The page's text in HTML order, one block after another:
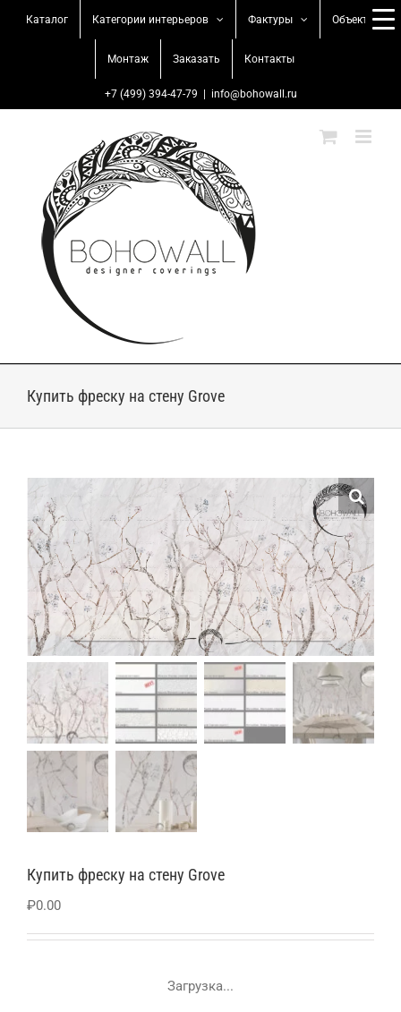
Каталог Категории интерьеров Фактуры Объекты
Монтаж Заказать Контакты
+7 (499) 394-47-79 info@bohowall.ru
Купить фреску на стену Grove
Купить фреску на стену Grove
₽0.00
Загрузка...